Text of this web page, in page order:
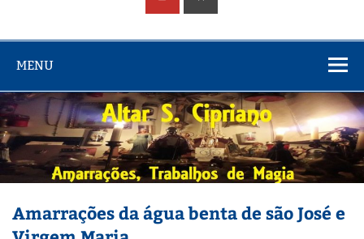
MENU
Amarrações da água benta de são José e